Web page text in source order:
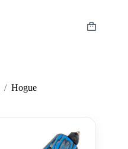
Shopping
/ Hogue